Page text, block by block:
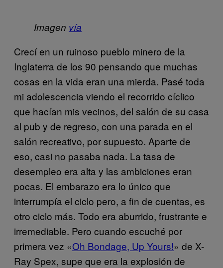
Imagen vía
Crecí en un ruinoso pueblo minero de la
Inglaterra de los 90 pensando que muchas
cosas en la vida eran una mierda. Pasé toda
mi adolescencia viendo el recorrido cíclico
que hacían mis vecinos, del salón de su casa
al pub y de regreso, con una parada en el
salón recreativo, por supuesto. Aparte de
eso, casi no pasaba nada. La tasa de
desempleo era alta y las ambiciones eran
pocas. El embarazo era lo único que
interrumpía el ciclo pero, a fin de cuentas, es
otro ciclo más. Todo era aburrido, frustrante e
irremediable. Pero cuando escuché por
primera vez «Oh Bondage, Up Yours!» de X-
Ray Spex, supe que era la explosión de